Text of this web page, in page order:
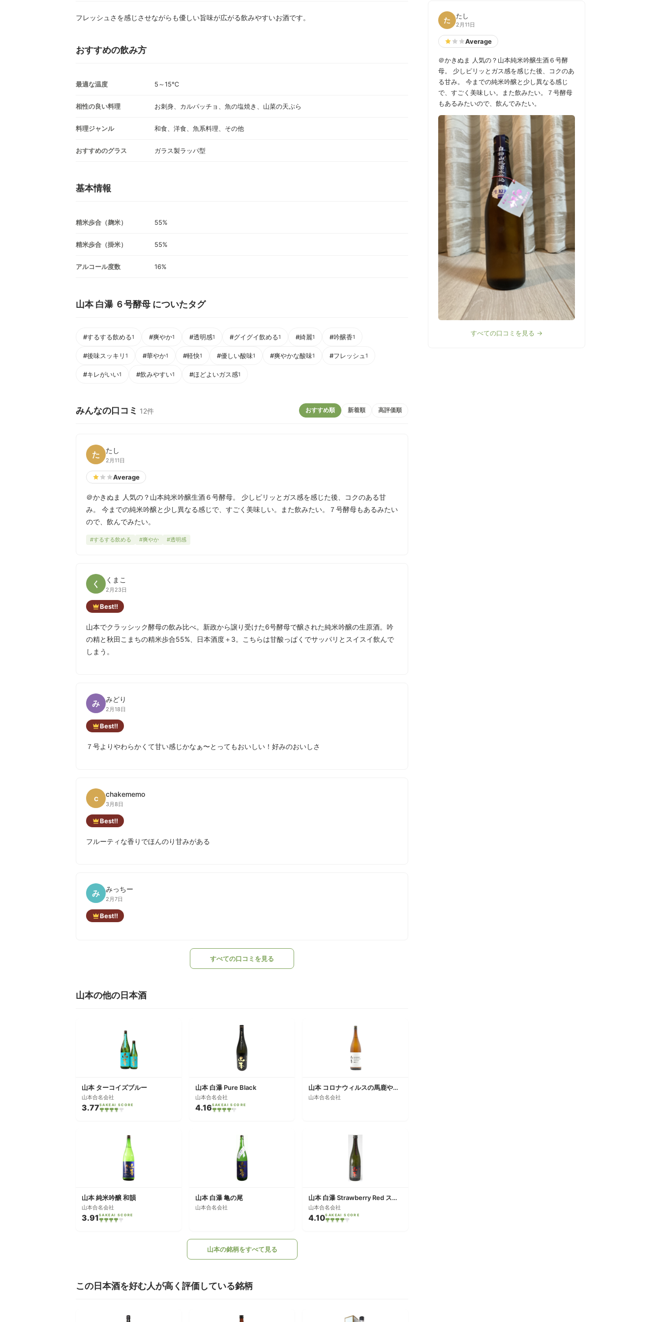
フレッシュさを感じさせながらも優しい旨味が広がる飲みやすいお酒です。
おすすめの飲み方
最適な温度 5～15℃
相性の良い料理 お刺身、カルパッチョ、魚の塩焼き、山菜の天ぷら
料理ジャンル 和食、洋食、魚系料理、その他
おすすめのグラス ガラス製ラッパ型
基本情報
精米歩合（麹米） 55%
精米歩合（掛米） 55%
アルコール度数 16%
山本 白瀑 ６号酵母 についたタグ
#するする飲める1 #爽やか1 #透明感1 #グイグイ飲める1 #綺麗1 #吟醸香1
#後味スッキリ 1 #華やか1 #軽快1 #優しい酸味1 #爽やかな酸味1 #フレッシュ 1
#キレがいい1 #飲みやすい1 #ほどよいガス感1
みんなの口コミ 12件 おすすめ順 新着順 高評価順
た たし
2月11日
Average
＠かきぬま 人気の？山本純米吟醸生酒６号酵母。 少しピリッとガス感を感じた後、コクのある甘
み。 今までの純米吟醸と少し異なる感じで、すごく美味しい。また飲みたい。７号酵母もあるみたい
ので、飲んでみたい。
#するする飲める #爽やか #透明感
く くまこ
2月23日
Best!!
山本でクラッシック酵母の飲み比べ。新政から譲り受けた6号酵母で醸された純米吟醸の生原酒。吟
の精と秋田こまちの精米歩合55%、日本酒度＋3。こちらは甘酸っぱくでサッパリとスイスイ飲んで
しまう。
み みどり
2月18日
Best!!
７号よりやわらかくて甘い感じかなぁ〜とってもおいしい！好みのおいしさ
c chakememo
3月8日
Best!!
フルーティな香りでほんのり甘みがある
み みっちー
2月7日
Best!!
すべての口コミを見る
山本の他の日本酒
山本 ターコイズブルー
山本合名会社
3.77SAKEAI SCORE
山本 白瀑 Pure Black
山本合名会社
4.16SAKEAI SCORE
山本 コロナウィルスの馬鹿やろー！！
山本合名会社
山本 純米吟醸 和韻
山本合名会社
3.91SAKEAI SCORE
山本 白瀑 亀の尾
山本合名会社
山本 白瀑 Strawberry Red ストロベリーレッド
山本合名会社
4.10SAKEAI SCORE
山本の銘柄をすべて見る
この日本酒を好む人が高く評価している銘柄
た たし
2月11日
Average
＠かきぬま 人気の？山本純米吟醸生酒６号酵
母。 少しピリッとガス感を感じた後、コクのあ
る甘み。 今までの純米吟醸と少し異なる感じ
で、すごく美味しい。また飲みたい。７号酵母
もあるみたいので、飲んでみたい。
すべての口コミを見る →